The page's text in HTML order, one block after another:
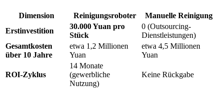
Dimension Reinigungsroboter
Manuelle Reinigung
Erstinvestition
30.000 Yuan pro
Stück
0 (Outsourcing-
Dienstleistungen)
Gesamtkosten
über 10 Jahre
etwa 1,2 Millionen
Yuan
etwa 4,5 Millionen
Yuan
ROI-Zyklus
14 Monate
(gewerbliche
Nutzung)
Keine Rückgabe